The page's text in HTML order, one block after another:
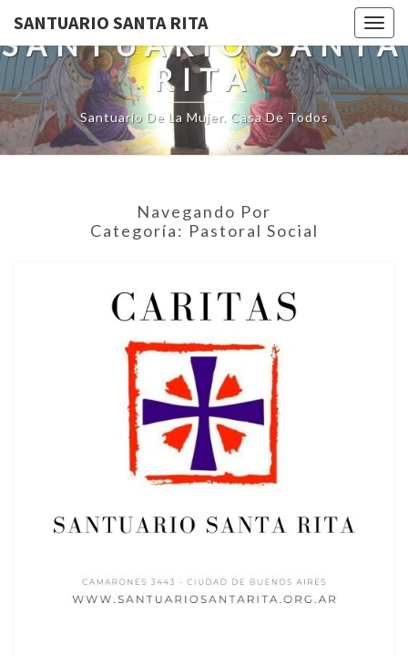
SANTUARIO SANTA RITA
SANTUARIO SANTA
RITA
Santuario De La Mujer. Casa De Todos
Navegando Por
Categoría: Pastoral Social